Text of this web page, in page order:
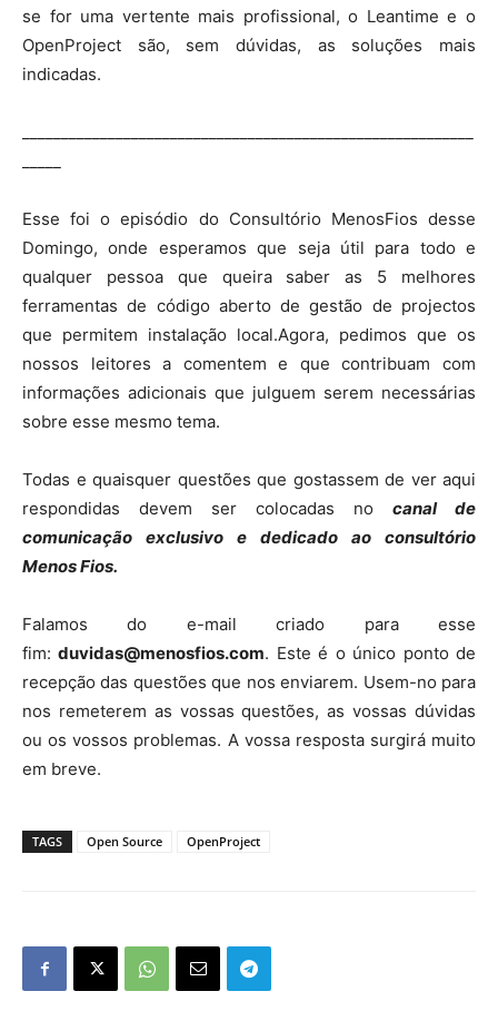
se for uma vertente mais profissional, o Leantime e o
OpenProject são, sem dúvidas, as soluções mais
indicadas.
Esse foi o episódio do Consultório MenosFios desse
Domingo, onde esperamos que seja útil para todo e
qualquer pessoa que queira saber as 5 melhores
ferramentas de código aberto de gestão de projectos
que permitem instalação local.Agora, pedimos que os
nossos leitores a comentem e que contribuam com
informações adicionais que julguem serem necessárias
sobre esse mesmo tema.
Todas e quaisquer questões que gostassem de ver aqui
respondidas devem ser colocadas no canal de
comunicação exclusivo e dedicado ao consultório
Menos Fios.
Falamos do e-mail criado para esse
fim:duvidas@menosfios.com. Este é o único ponto de
recepção das questões que nos enviarem. Usem-no para
nos remeterem as vossas questões, as vossas dúvidas
ou os vossos problemas. A vossa resposta surgirá muito
em breve.
TAGS Open Source OpenProject